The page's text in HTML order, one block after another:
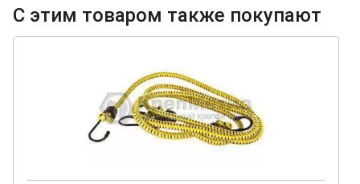
С этим товаром также покупают